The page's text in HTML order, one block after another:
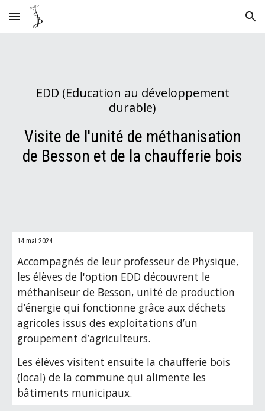
Skip to main content Skip to navigation
EDD (Education au développement
durable)
Visite de l'unité de méthanisation
de Besson et de la chaufferie bois
1 4 mai 2024
Accompagnés de leur professeur de Physique,
les élèves de l'option EDD découvrent le
méthaniseur de Besson, unité de production
d’énergie qui fonctionne grâce aux déchets
agricoles issus des exploitations d’un
groupement d’agriculteurs.
Les élèves visitent ensuite la chaufferie bois
(local) de la commune qui alimente les
bâtiments municipaux.